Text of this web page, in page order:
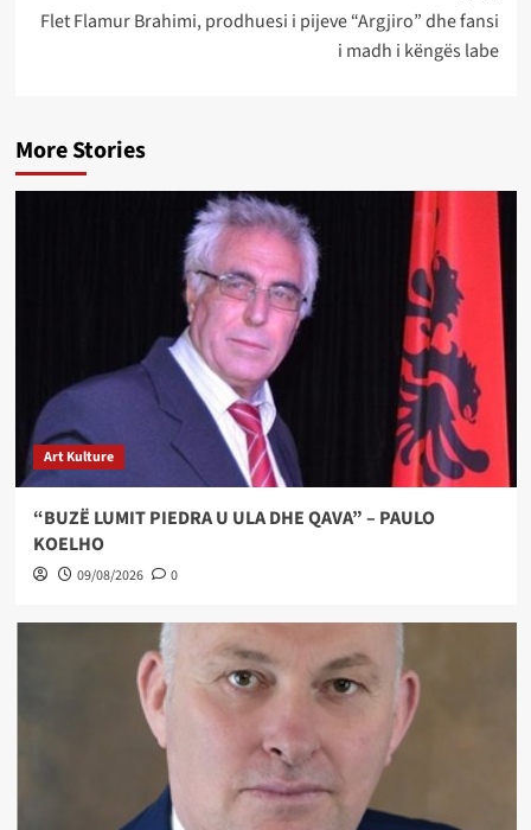
Flet Flamur Brahimi, prodhuesi i pijeve “Argjiro” dhe fansi
i madh i këngës labe
More Stories
Art Kulture
“BUZË LUMIT PIEDRA U ULA DHE QAVA” – PAULO
KOELHO
09/08/2026 0